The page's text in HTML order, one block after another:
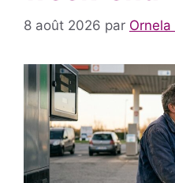
8 août 2026 par Ornela